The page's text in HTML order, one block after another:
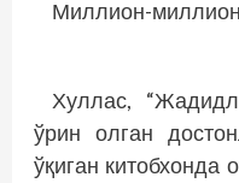
Миллион-
Хуллас,
ўрин олган
ўқиган китобхонда